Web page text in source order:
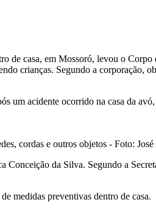
de casa, em Mossoró, levou o
crianças. Segundo a corporação,
acidente ocorrido na casa da
cordas e outros objetos - Foto:
da Silva. Segundo a
medidas preventivas dentro de casa.